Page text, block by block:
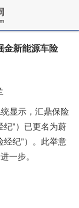
金新能源车险
显示，汇鼎保险
纪”）已更名为蔚
经纪”）。此举意
一步。